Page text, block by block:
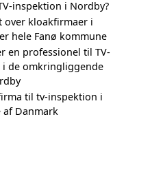
inspektion i Nordby?
over kloakfirmaer i
hele Fanø kommune
en professionel til TV-
i de omkringliggende
til tv-inspektion i
af Danmark